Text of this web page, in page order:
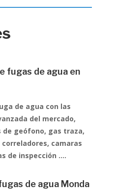
fugas de agua en
de agua con las
del mercado,
de geófono, gas traza,
camaras
de inspección ….
de agua Monda